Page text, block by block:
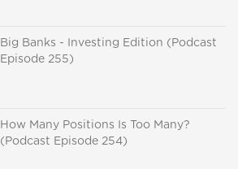
Big Banks - Investing Edition (Podcast
Episode 255)
How Many Positions Is Too Many?
(Podcast Episode 254)